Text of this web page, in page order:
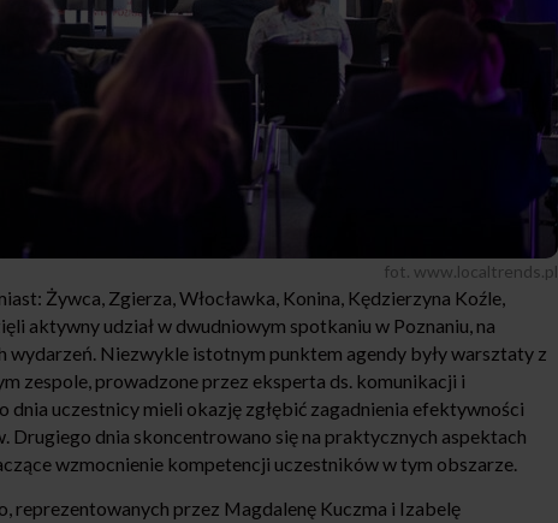
fot. www.localtrends.pl
Żywca, Zgierza, Włocławka, Konina, Kędzierzyna Koźle,
aktywny udział w dwudniowym spotkaniu w Poznaniu, na
wydarzeń. Niezwykle istotnym punktem agendy były warsztaty z
zespole, prowadzone przez eksperta ds. komunikacji i
dnia uczestnicy mieli okazję zgłębić zagadnienia efektywności
Drugiego dnia skoncentrowano się na praktycznych aspektach
wzmocnienie kompetencji uczestników w tym obszarze.
reprezentowanych przez Magdalenę Kuczma i Izabelę